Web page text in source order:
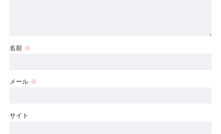
名前 ※
メール ※
サイト